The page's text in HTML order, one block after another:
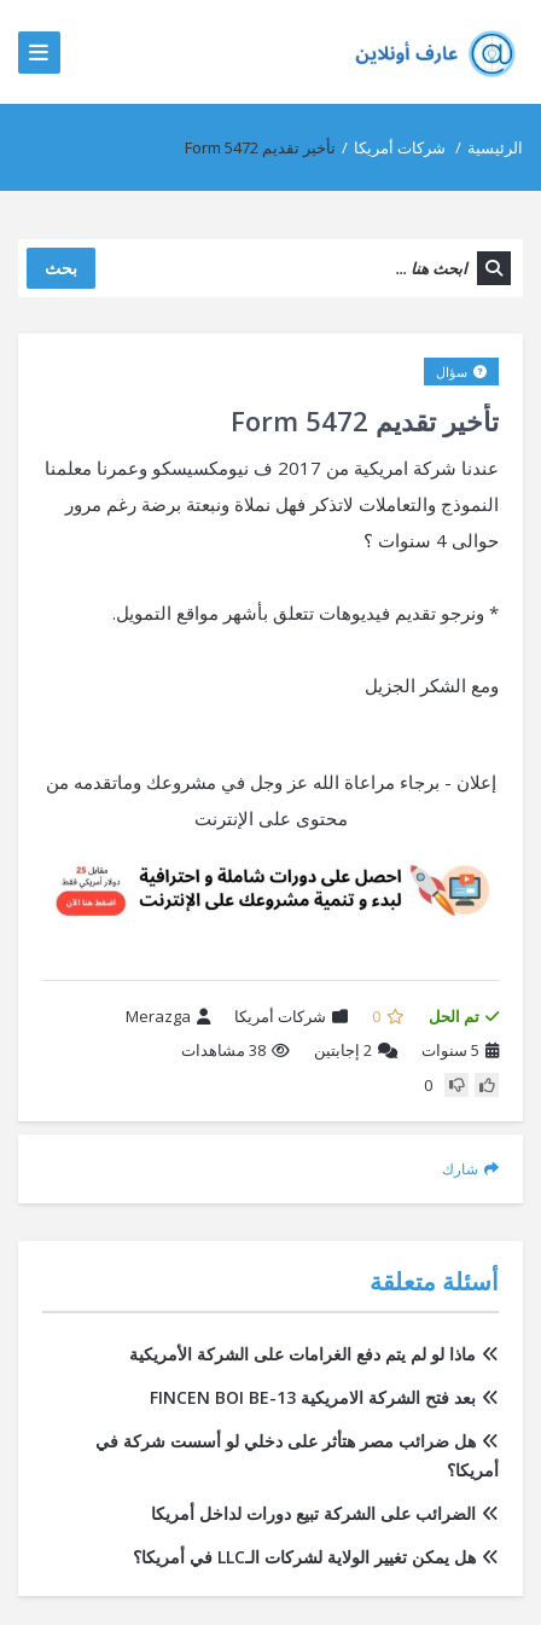
الرئيسية / شركات أمريكا / تأخير تقديم Form 5472
بحث
تأخير تقديم Form 5472
سؤال
عندنا شركة امريكية من 2017 ف نيومكسيسكو وعمرنا معلمنا
النموذج والتعاملات لاتذكر فهل نملاة ونبعتة برضة رغم مرور
حوالى 4 سنوات ؟
* ونرجو تقديم فيديوهات تتعلق بأشهر مواقع التمويل.
ومع الشكر الجزيل
إعلان - برجاء مراعاة الله عز وجل في مشروعك وماتقدمه من
محتوى على الإنترنت
تم الحل 0 شركات أمريكا
Merazga
5 سنوات
2 إجابتين
38 مشاهدات
0
شارك
أسئلة متعلقة
ماذا لو لم يتم دفع الغرامات على الشركة الأمريكية
بعد فتح الشركة الامريكية FINCEN BOI BE-13
هل ضرائب مصر هتأثر على دخلي لو أسست شركة في
أمريكا؟
الضرائب على الشركة تبيع دورات لداخل أمريكا
هل يمكن تغيير الولاية لشركات الـLLC في أمريكا؟